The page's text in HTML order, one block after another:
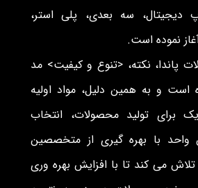
دیجیتال، سه بعدی، پلی استر،
نموده است.
پاندا، نکته، <تنوع و کیفیت> مد
است و به همین دلیل، مواد اولیه
برای تولید محصولات، انتخاب
واحد با بهره گیری از متخصصین
می کند تا با افزایش بهره وری